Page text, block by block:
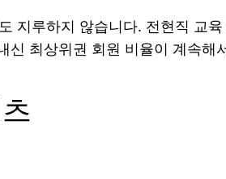
지루하지 않습니다. 전현직 교
최상위권 회원 비율이 계속해